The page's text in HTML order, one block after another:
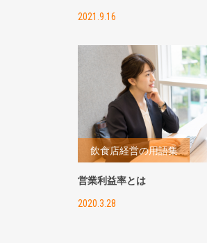
2021.9.16
飲食店経営の用語集
営業利益率とは
2020.3.28